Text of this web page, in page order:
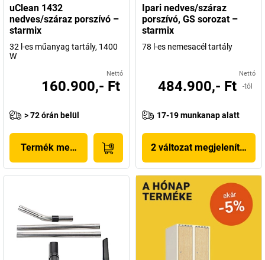
uClean 1432
nedves/száraz porszívó –
starmix
32 l-es műanyag tartály, 1400
W
Nettó
160.900,- Ft
> 72 órán belül
Termék megjelenítése
Ipari nedves/száraz
porszívó, GS sorozat –
starmix
78 l-es nemesacél tartály
Nettó
484.900,- Ft -tól
17-19 munkanap alatt
2 változat megjelenítése